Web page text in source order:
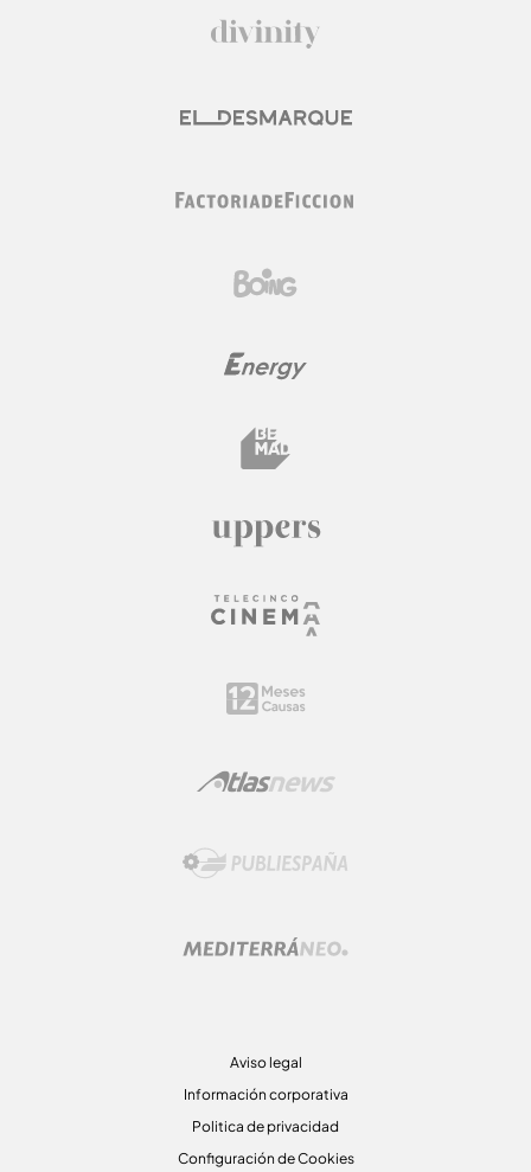
Aviso legal
Información corporativa
Politica de privacidad
Configuración de Cookies